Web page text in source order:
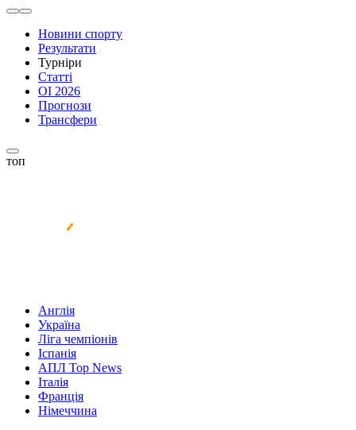
Новини спорту
Результати
Турніри
Статті
ОІ 2026
Прогнози
Трансфери
топ
Англія
Україна
Ліга чемпіонів
Іспанія
АПЛ Top News
Італія
Франція
Німеччина